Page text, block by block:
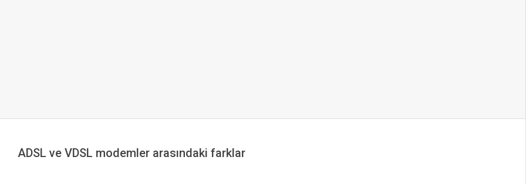
ADSL ve VDSL modemler arasındaki farklar